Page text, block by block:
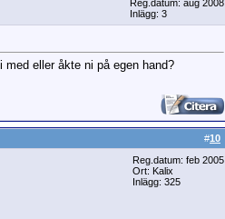
Reg.datum: aug 2008
Inlägg: 3
eller åkte ni på egen hand?
#10
Reg.datum: feb 2005
Ort: Kalix
Inlägg: 325